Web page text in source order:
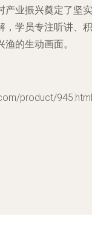
产业振兴奠定了坚实
，学员专注听讲、积
的生动画面。
product/945.html